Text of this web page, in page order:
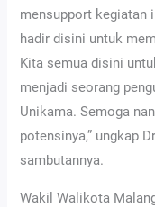
mensupport kegiatan
hadir disini untuk
Kita semua disini
menjadi seorang
Unikama. Semoga
potensinya,” ungkap
sambutannya.
Wakil Walikota